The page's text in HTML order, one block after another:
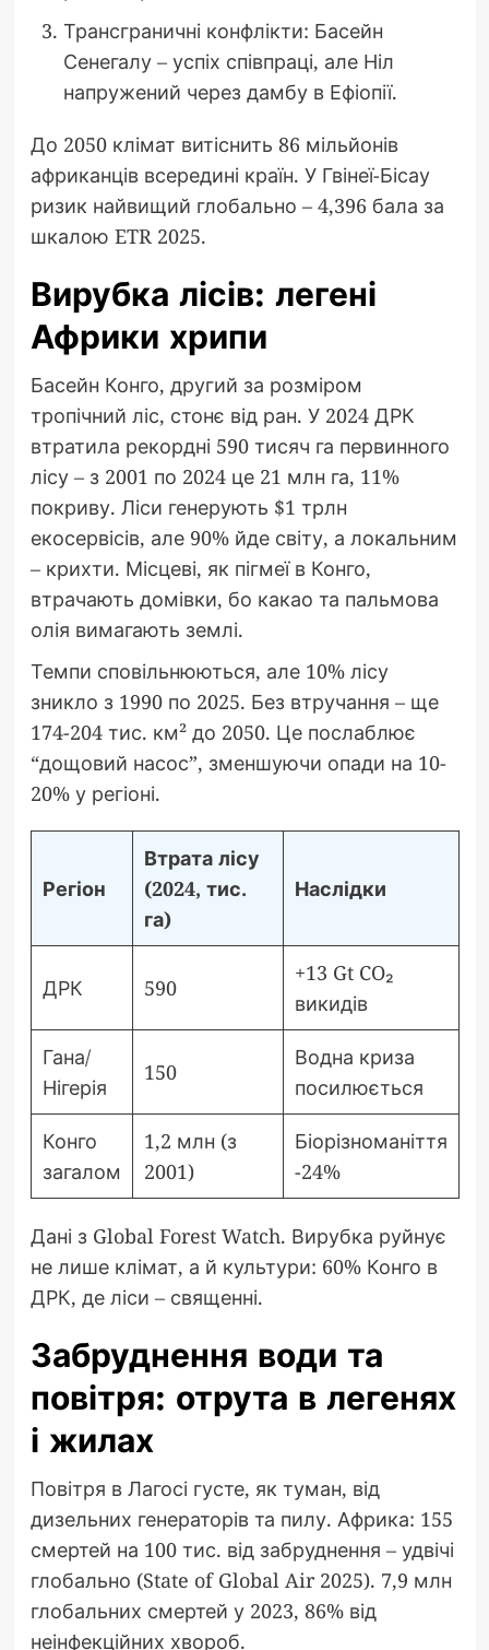
Трансграничні конфлікти: Басейн
Сенегалу – успіх співпраці, але Ніл
напружений через дамбу в Ефіопії.
До 2050 клімат витіснить 86 мільйонів
африканців всередині країн. У Гвінеї-Бісау
ризик найвищий глобально – 4,396 бала за
шкалою ETR 2025.
Вирубка лісів: легені
Африки хрипи
Басейн Конго, другий за розміром
тропічний ліс, стонє від ран. У 2024 ДРК
втратила рекордні 590 тисяч га первинного
лісу – з 2001 по 2024 це 21 млн га, 11%
покриву. Ліси генерують $1 трлн
екосервісів, але 90% йде світу, а локальним
– крихти. Місцеві, як пігмеї в Конго,
втрачають домівки, бо какао та пальмова
олія вимагають землі.
Темпи сповільнюються, але 10% лісу
зникло з 1990 по 2025. Без втручання – ще
174-204 тис. км² до 2050. Це послаблює
“дощовий насос”, зменшуючи опади на 10-
20% у регіоні.
Регіон
Втрата лісу
(2024, тис.
га)
Наслідки
ДРК 590
+13 Gt CO₂
викидів
Гана/
Нігерія
150
Водна криза
посилюється
Конго
загалом
1,2 млн (з
2001)
Біорізноманіття
-24%
Дані з Global Forest Watch. Вирубка руйнує
не лише клімат, а й культури: 60% Конго в
ДРК, де ліси – священні.
Забруднення води та
повітря: отрута в легенях
і жилах
Повітря в Лагосі густе, як туман, від
дизельних генераторів та пилу. Африка: 155
смертей на 100 тис. від забруднення – удвічі
глобально (State of Global Air 2025). 7,9 млн
глобальних смертей у 2023, 86% від
неінфекційних хвороб.